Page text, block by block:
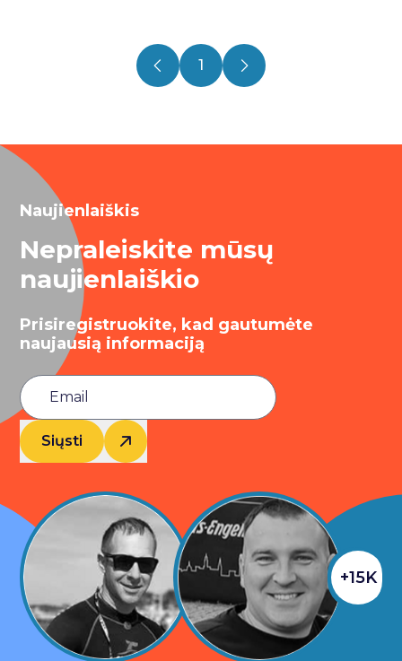
1
Naujienlaiškis
Nepraleiskite mūsų
naujienlaiškio
Prisiregistruokite, kad gautumėte
naujausią informaciją
Siųsti
+15K